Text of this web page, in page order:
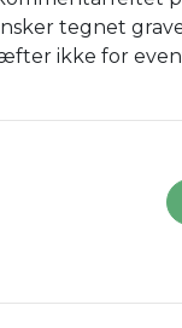
tegnet
ikke for